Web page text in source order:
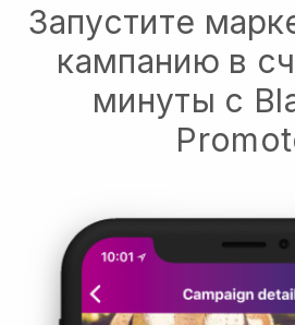
Запустите
кампанию в
минуты с